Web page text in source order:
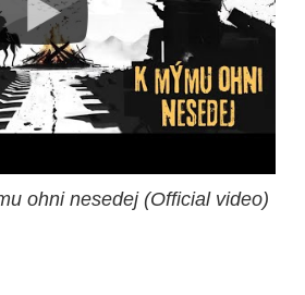
ohni nesedej (Official video)